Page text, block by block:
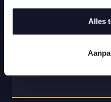
gebruik van hun services.
Alles
Beslissingen
Je krijgt ruimte